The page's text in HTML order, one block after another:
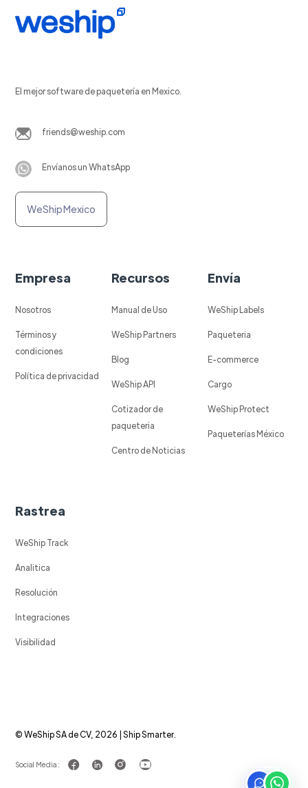
El mejor software de paquetería en Mexico.
friends@weship.com
Envíanos un WhatsApp
WeShip Mexico
Empresa
Nosotros
Términos y
condiciones
Política de privacidad
Recursos
Manual de Uso
WeShip Partners
Blog
WeShip API
Cotizador de
paqueteria
Centro de Noticias
Envía
WeShip Labels
Paqueteria
E-commerce
Cargo
WeShip Protect
Paqueterías México
Rastrea
WeShip Track
Analitica
Resolución
Integraciones
Visibilidad
© WeShip SA de CV, 2026 | Ship Smarter.
Social Media :